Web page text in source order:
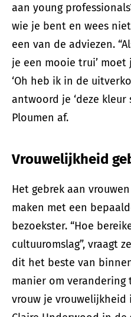
aan young
wie je bent en wees
een van de adviezen.
je een mooie trui’
‘Oh heb ik in de
antwoord je ‘deze kleur
Ploumen af.
Vrouwelijkheid
Het gebrek aan
maken met een
bezoekster. “Hoe
cultuuromslag”, vraagt
dit het beste van
manier om
vrouw je vrouwelijkheid